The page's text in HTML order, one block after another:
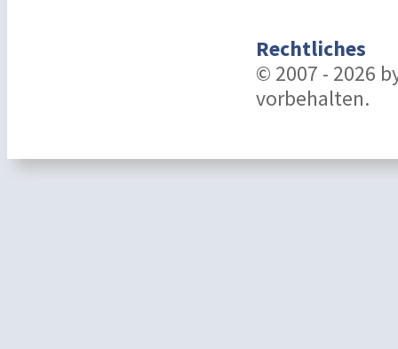
Rechtliches
© 2007 - 2026
vorbehalten.